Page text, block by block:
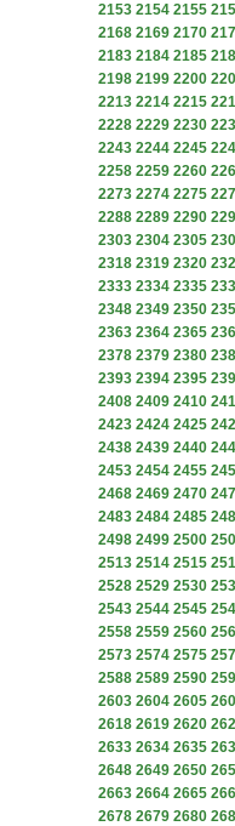
2153 2154 2155
2168 2169 2170
2183 2184 2185
2198 2199 2200
2213 2214 2215
2228 2229 2230
2243 2244 2245
2258 2259 2260
2273 2274 2275
2288 2289 2290
2303 2304 2305
2318 2319 2320
2333 2334 2335
2348 2349 2350
2363 2364 2365
2378 2379 2380
2393 2394 2395
2408 2409 2410
2423 2424 2425
2438 2439 2440
2453 2454 2455
2468 2469 2470
2483 2484 2485
2498 2499 2500
2513 2514 2515
2528 2529 2530
2543 2544 2545
2558 2559 2560
2573 2574 2575
2588 2589 2590
2603 2604 2605
2618 2619 2620
2633 2634 2635
2648 2649 2650
2663 2664 2665
2678 2679 2680